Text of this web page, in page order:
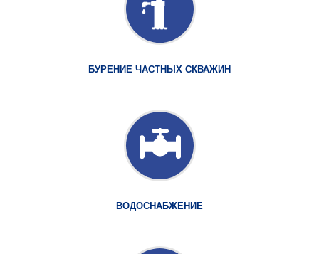
БУРЕНИЕ ЧАСТНЫХ СКВАЖИН
ВОДОСНАБЖЕНИЕ